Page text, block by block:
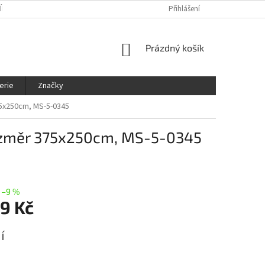
KDE NÁS NAJDETE
Přihlášení
NÁKUPNÍ
Prázdný košík
Značky
MS-5-0345
375x250cm, MS-5-0345
–9 %
Kč